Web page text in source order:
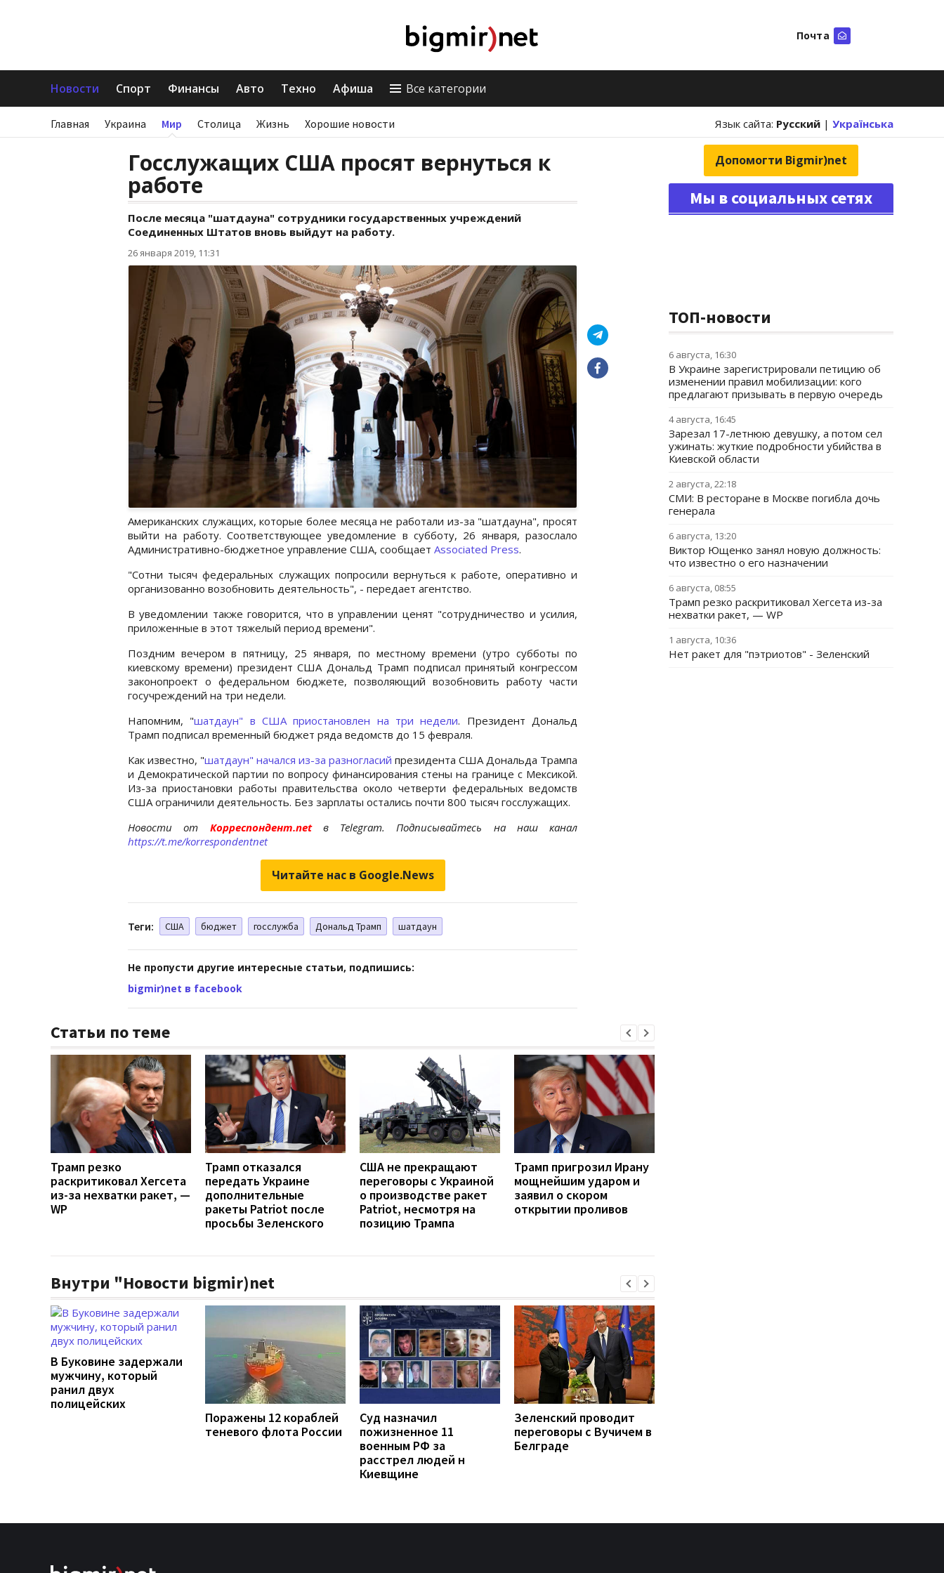
Почта
Новости Спорт Финансы Авто Техно Афиша Все категории
Главная Украина Мир Столица Жизнь Хорошие новости Язык сайта: Русский | Українська
Госслужащих США просят вернуться к
работе
После месяца "шатдауна" сотрудники государственных учреждений
Соединенных Штатов вновь выйдут на работу.
26 января 2019, 11:31
Американских служащих, которые более месяца не работали из-за "шатдауна", просят
выйти на работу. Соответствующее уведомление в субботу, 26 января, разослало
Административно-бюджетное управление США, сообщает Associated Press.
"Сотни тысяч федеральных служащих попросили вернуться к работе, оперативно и
организованно возобновить деятельность", - передает агентство.
В уведомлении также говорится, что в управлении ценят "сотрудничество и усилия,
приложенные в этот тяжелый период времени".
Поздним вечером в пятницу, 25 января, по местному времени (утро субботы по
киевскому времени) президент США Дональд Трамп подписал принятый конгрессом
законопроект о федеральном бюджете, позволяющий возобновить работу части
госучреждений на три недели.
Напомним, "шатдаун" в США приостановлен на три недели. Президент Дональд
Трамп подписал временный бюджет ряда ведомств до 15 февраля.
Как известно, "шатдаун" начался из-за разногласий президента США Дональда Трампа
и Демократической партии по вопросу финансирования стены на границе с Мексикой.
Из-за приостановки работы правительства около четверти федеральных ведомств
США ограничили деятельность. Без зарплаты остались почти 800 тысяч госслужащих.
Новости от Корреспондент.net в Telegram. Подписывайтесь на наш канал
https://t.me/korrespondentnet
Читайте нас в Google.News
Теги: США бюджет госслужба Дональд Трамп шатдаун
Не пропусти другие интересные статьи, подпишись:
bigmir)net в facebook
Статьи по теме
Трамп резко
раскритиковал Хегсета
из-за нехватки ракет, —
WP
Трамп отказался
передать Украине
дополнительные
ракеты Patriot после
просьбы Зеленского
США не прекращают
переговоры с Украиной
о производстве ракет
Patriot, несмотря на
позицию Трампа
Трамп пригрозил Ирану
мощнейшим ударом и
заявил о скором
открытии проливов
Внутри "Новости bigmir)net
В Буковине задержали
мужчину, который
ранил двух
полицейских
Поражены 12 кораблей
теневого флота России
Суд назначил
пожизненное 11
военным РФ за
расстрел людей н
Киевщине
Зеленский проводит
переговоры с Вучичем в
Белграде
Допомогти Bigmir)net
Мы в социальных сетях
ТОП-новости
6 августа, 16:30
В Украине зарегистрировали петицию об
изменении правил мобилизации: кого
предлагают призывать в первую очередь
4 августа, 16:45
Зарезал 17-летнюю девушку, а потом сел
ужинать: жуткие подробности убийства в
Киевской области
2 августа, 22:18
СМИ: В ресторане в Москве погибла дочь
генерала
6 августа, 13:20
Виктор Ющенко занял новую должность:
что известно о его назначении
6 августа, 08:55
Трамп резко раскритиковал Хегсета из-за
нехватки ракет, — WP
1 августа, 10:36
Нет ракет для "пэтриотов" - Зеленский